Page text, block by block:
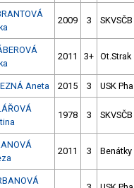
2009 3 SKVSČB
2011 3+ Ot.Strak
Aneta 2015 3 USK Pha
1978 3 SKVSČB
2011 3 Benátky